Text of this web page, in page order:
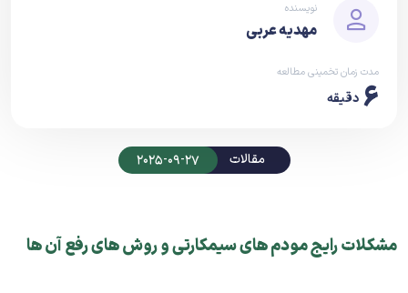
مقالات
نویسنده
مهدیه عربی
مدت زمان تخمینی مطالعه
6 دقیقه
2025-09-27
مشکلات رایج مودم های سیمکارتی و روش های رفع آن ها